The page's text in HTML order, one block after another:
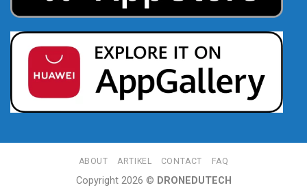
ABOUT ARTIKEL CONTACT FAQ
Copyright 2026 © DRONEDUTECH